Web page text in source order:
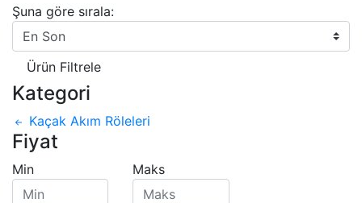
Şuna göre sırala:
Ürün Filtrele
Kategori
Kaçak Akım Röleleri
Fiyat
Min Maks